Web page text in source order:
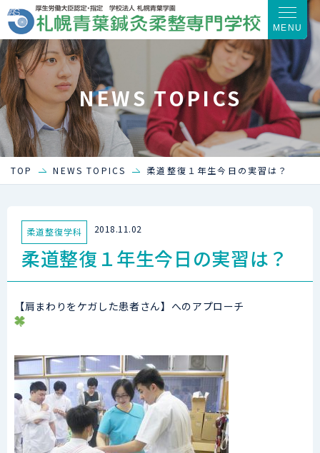
MENU
NEWS TOPICS
TOP NEWS TOPICS 柔道整復１年生今日の実習は？
柔道整復学科 2018.11.02
柔道整復１年生今日の実習は？
【肩まわりをケガした患者さん】へのアプローチ